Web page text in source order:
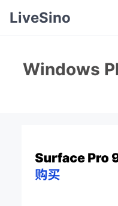
LiveSino
Windows